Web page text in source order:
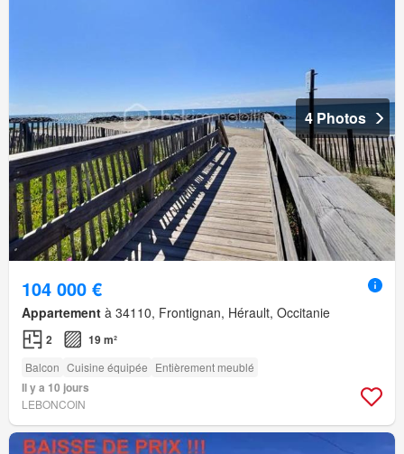
4 Photos
104 000 €
Appartement à 34110, Frontignan, Hérault, Occitanie
2 19 m²
Balcon Cuisine équipée Entièrement meublé
Il y a 10 jours
LEBONCOIN